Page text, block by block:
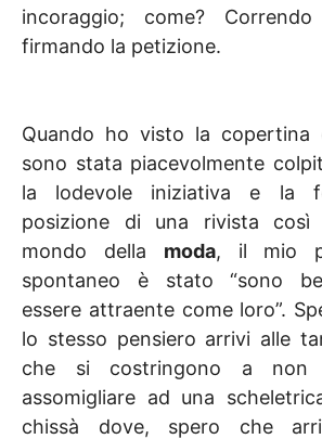
incoraggio; come?
firmando la petizione.
Quando ho visto la copertina
sono stata piacevolmente
la lodevole iniziativa e la
posizione di una rivista così
mondo della moda, il mio
spontaneo è stato “sono
essere attraente come loro”.
lo stesso pensiero arrivi alle
che si costringono a non
assomigliare ad una
chissà dove, spero che